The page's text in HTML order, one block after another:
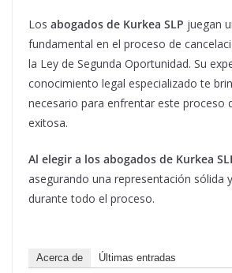
Los abogados de Kurkea SLP juegan
fundamental en el proceso de
la Ley de Segunda Oportunidad. Su
conocimiento legal especializado te
necesario para enfrentar este proceso
exitosa.
Al elegir a los abogados de Kurkea
asegurando una representación sólida
durante todo el proceso.
Acerca de Últimas entradas